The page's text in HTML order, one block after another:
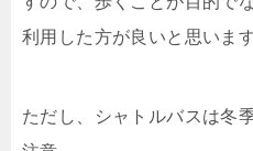
利用した方が良いと思います
ただし、シャトルバスは冬